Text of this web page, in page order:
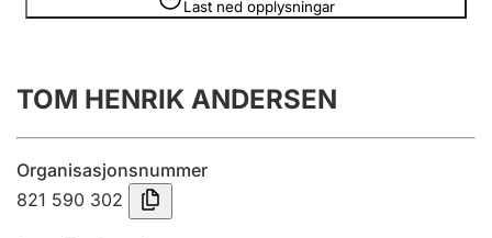
Innsending og forseinkingsgebyr
Last ned opplysningar
TOM HENRIK ANDERSEN
Organisasjonsnummer
821 590 302